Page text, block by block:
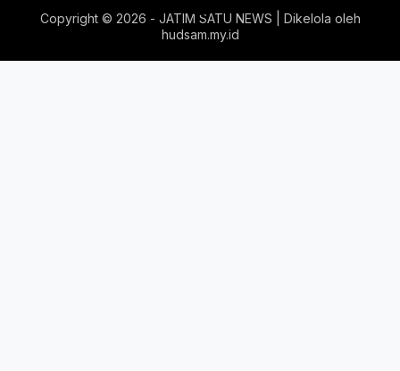
Copyright © 2026 - JATIM SATU NEWS | Dikelola oleh
hudsam.my.id